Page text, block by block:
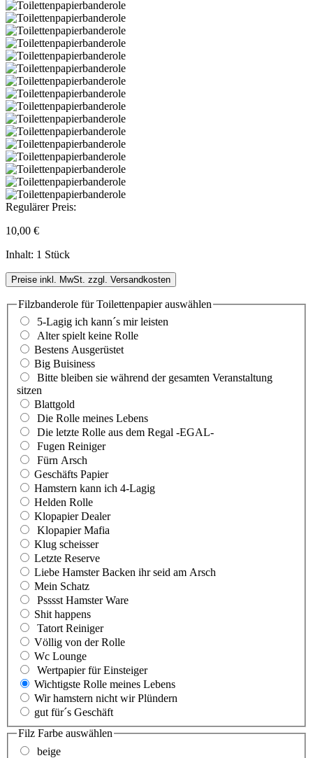
Regulärer Preis:
10,00 €
Inhalt: 1 Stück
Preise inkl. MwSt. zzgl. Versandkosten
Filzbanderole für Toilettenpapierauswählen
5-Lagig ich kann´s mir leisten
Alter spielt keine Rolle
Bestens Ausgerüstet
Big Buisiness
Bitte bleiben sie während der gesamten Veranstaltung
sitzen
Blattgold
Die Rolle meines Lebens
Die letzte Rolle aus dem Regal -EGAL-
Fugen Reiniger
Fürn Arsch
Geschäfts Papier
Hamstern kann ich 4-Lagig
Helden Rolle
Klopapier Dealer
Klopapier Mafia
Klug scheisser
Letzte Reserve
Liebe Hamster Backen ihr seid am Arsch
Mein Schatz
Psssst Hamster Ware
Shit happens
Tatort Reiniger
Völlig von der Rolle
Wc Lounge
Wertpapier für Einsteiger
Wichtigste Rolle meines Lebens
Wir hamstern nicht wir Plündern
gut für´s Geschäft
Filz Farbe auswählen
beige